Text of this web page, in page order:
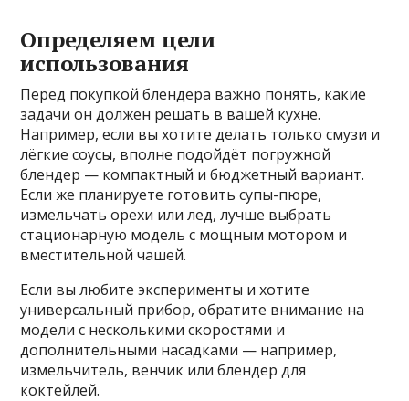
Определяем цели
использования
Перед покупкой блендера важно понять, какие
задачи он должен решать в вашей кухне.
Например, если вы хотите делать только смузи и
лёгкие соусы, вполне подойдёт погружной
блендер — компактный и бюджетный вариант.
Если же планируете готовить супы-пюре,
измельчать орехи или лед, лучше выбрать
стационарную модель с мощным мотором и
вместительной чашей.
Если вы любите эксперименты и хотите
универсальный прибор, обратите внимание на
модели с несколькими скоростями и
дополнительными насадками — например,
измельчитель, венчик или блендер для
коктейлей.